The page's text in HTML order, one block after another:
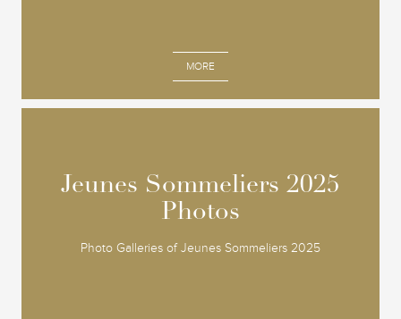
MORE
Jeunes Sommeliers 2025
Photos
Photo Galleries of Jeunes Sommeliers 2025
Jeunes Sommeliers 2025
Photos